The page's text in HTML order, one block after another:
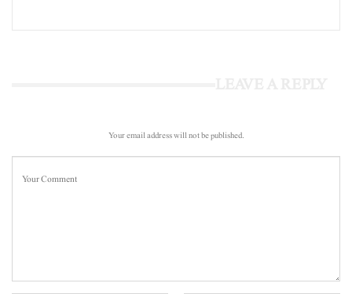
Your email address will not be published.